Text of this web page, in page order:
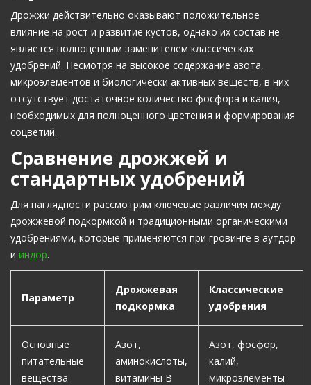
Дрожжи действительно оказывают положительное
влияние на рост и развитие кустов, однако их состав не
является полноценным заменителем классических
удобрений. Несмотря на высокое содержание азота,
микроэлементов и биологически активных веществ, в них
отсутствует достаточное количество фосфора и калия,
необходимых для полноценного цветения и формирования
соцветий.
Сравнение дрожжей и
стандартных удобрений
Для наглядности рассмотрим ключевые различия между
дрожжевой подкормкой и традиционными органическими
удобрениями, которые применяются при гровинге в аутдор
и индор.
Параметр
Дрожжевая
подкормка
Классические
удобрения
Основные
питательные
вещества
Азот,
аминокислоты,
витамины B
Азот, фосфор,
калий,
микроэлементы